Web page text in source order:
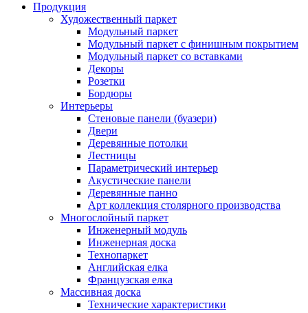
Продукция
Художественный паркет
Модульный паркет
Модульный паркет с финишным покрытием
Модульный паркет со вставками
Декоры
Розетки
Бордюры
Интерьеры
Стеновые панели (буазери)
Двери
Деревянные потолки
Лестницы
Параметрический интерьер
Акустические панели
Деревянные панно
Арт коллекция столярного производства
Многослойный паркет
Инженерный модуль
Инженерная доска
Технопаркет
Английская елка
Французская елка
Массивная доска
Технические характеристики